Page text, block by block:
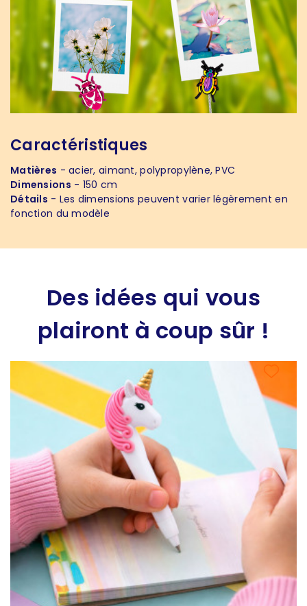
Caractéristiques
Matières - acier, aimant, polypropylène, PVC
Dimensions - 150 cm
Détails - Les dimensions peuvent varier légèrement en
fonction du modèle
Des idées qui vous
plairont à coup sûr !